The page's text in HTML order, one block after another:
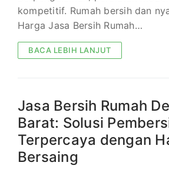
kompetitif. Rumah bersih dan
Harga Jasa Bersih Rumah…
BACA LEBIH LANJUT
Jasa Bersih Rumah
Barat: Solusi
Terpercaya dengan
Bersaing